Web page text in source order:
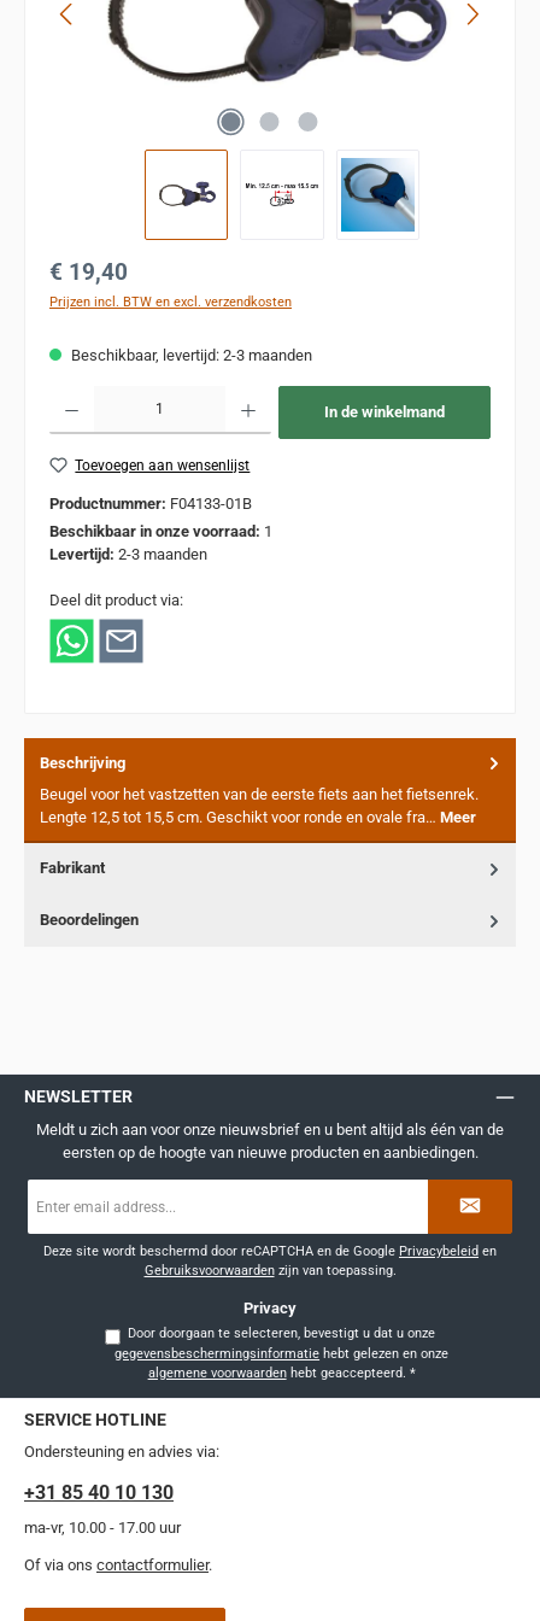
Normale prijs:
€ 19,40
Prijzen incl. BTW en excl. verzendkosten
Beschikbaar, levertijd: 2-3 maanden
In de winkelmand
Toevoegen aan wensenlijst
Productnummer: F04133-01B
Beschikbaar in onze voorraad: 1
Levertijd: 2-3 maanden
Deel dit product via:
Beschrijving
Beugel voor het vastzetten van de eerste fiets aan het fietsenrek.
Lengte 12,5 tot 15,5 cm. Geschikt voor ronde en ovale fra… Meer
Fabrikant
Beoordelingen
NEWSLETTER
Meldt u zich aan voor onze nieuwsbrief en u bent altijd als één van de
eersten op de hoogte van nieuwe producten en aanbiedingen.
mailadres
Deze site wordt beschermd door reCAPTCHA en de Google Privacybeleid en
Gebruiksvoorwaardenzijn van toepassing.
Privacy
Door doorgaan te selecteren, bevestigt u dat u onze
gegevensbeschermingsinformatie
algemene voorwaardenhebt geaccepteerd. *
SERVICE HOTLINE
Ondersteuning en advies via:
+31 85 40 10 130
ma-vr, 10.00 - 17.00 uur
Of via ons contactformulier.